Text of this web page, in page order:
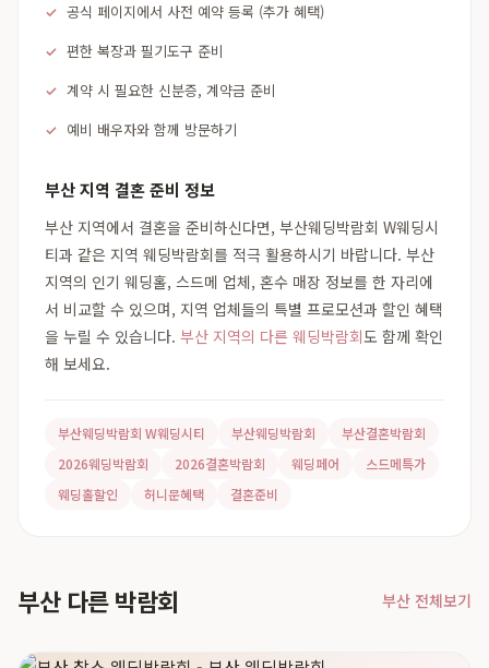
공식 페이지에서 사전 예약 등록 (추가 혜택)
편한 복장과 필기도구 준비
계약 시 필요한 신분증, 계약금 준비
예비 배우자와 함께 방문하기
부산 지역 결혼 준비 정보
부산 지역에서 결혼을 준비하신다면, 부산웨딩박람회 W웨딩시
티과 같은 지역 웨딩박람회를 적극 활용하시기 바랍니다. 부산
지역의 인기 웨딩홀, 스드메 업체, 혼수 매장 정보를 한 자리에
서 비교할 수 있으며, 지역 업체들의 특별 프로모션과 할인 혜택
을 누릴 수 있습니다. 부산 지역의 다른 웨딩박람회도 함께 확인
해 보세요.
부산웨딩박람회 W웨딩시티 부산웨딩박람회
부산결혼박람회
2026웨딩박람회
2026결혼박람회 웨딩페어
스드메특가
웨딩홀할인
허니문혜택 결혼준비
부산 다른 박람회 부산 전체보기